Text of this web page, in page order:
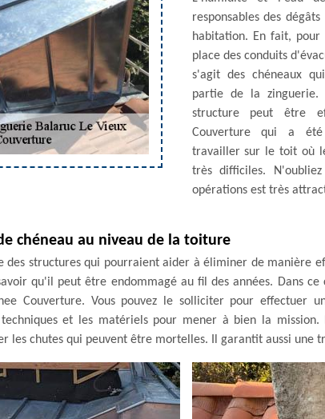
responsables des
habitation. En fait,
place des conduits
s'agit des chéneaux
partie de la
structure peut être
Couverture qui a
travailler sur le toit où
très difficiles.
opérations est très
chéneau au niveau de la toiture
des structures qui pourraient aider à éliminer de manière
qu'il peut être endommagé au fil des années. Dans ce
Couverture. Vous pouvez le solliciter pour effectuer
et les matériels pour mener à bien la mission.
les chutes qui peuvent être mortelles. Il garantit aussi une